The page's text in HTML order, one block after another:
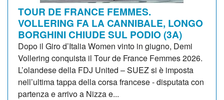
TOUR DE FRANCE FEMMES.
VOLLERING FA LA CANNIBALE, LONGO
BORGHINI CHIUDE SUL PODIO (3A)
Dopo il Giro d’Italia Women vinto in giugno, Demi
Vollering conquista il Tour de France Femmes 2026.
L’olandese della FDJ United – SUEZ si è imposta
nell’ultima tappa della corsa francese - disputata con
partenza e arrivo a Nizza e...